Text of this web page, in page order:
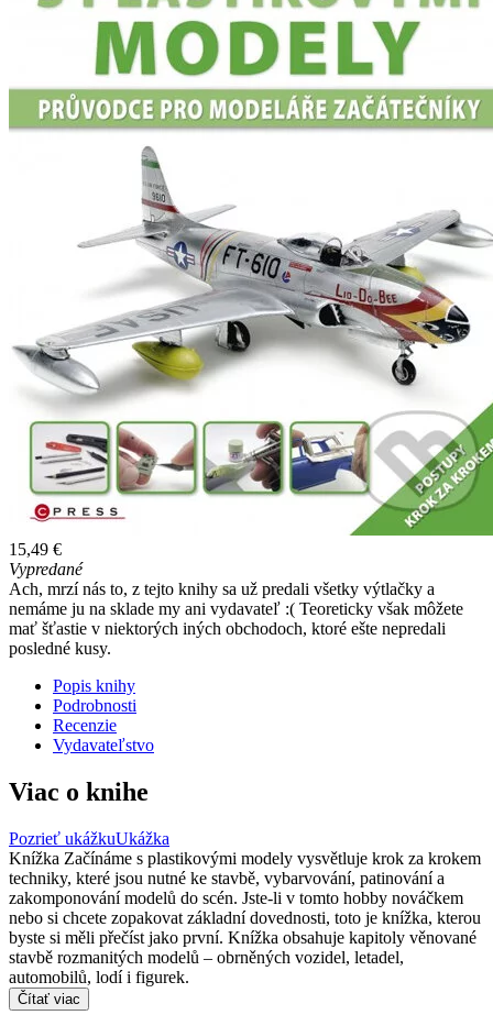
15,49 €
Vypredané
Ach, mrzí nás to, z tejto knihy sa už predali všetky výtlačky a
nemáme ju na sklade my ani vydavateľ :( Teoreticky však môžete
mať šťastie v niektorých iných obchodoch, ktoré ešte nepredali
posledné kusy.
Popis knihy
Podrobnosti
Recenzie
Vydavateľstvo
Viac o knihe
Pozrieť ukážkuUkážka
Knížka Začínáme s plastikovými modely vysvětluje krok za krokem
techniky, které jsou nutné ke stavbě, vybarvování, patinování a
zakomponování modelů do scén. Jste-li v tomto hobby nováčkem
nebo si chcete zopakovat základní dovednosti, toto je knížka, kterou
byste si měli přečíst jako první. Knížka obsahuje kapitoly věnované
stavbě rozmanitých modelů – obrněných vozidel, letadel,
automobilů, lodí i figurek.
Čítať viac